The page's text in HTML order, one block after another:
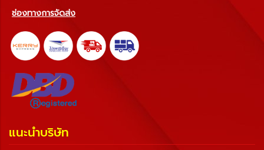
ช่องทางการจัดส่ง
แนะนำบริษัท